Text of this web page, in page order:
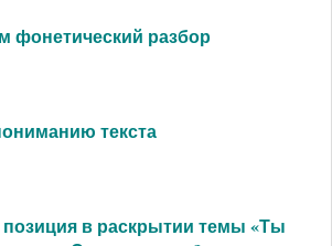
фонетический разбор
текста
позиция в раскрытии темы «Ты